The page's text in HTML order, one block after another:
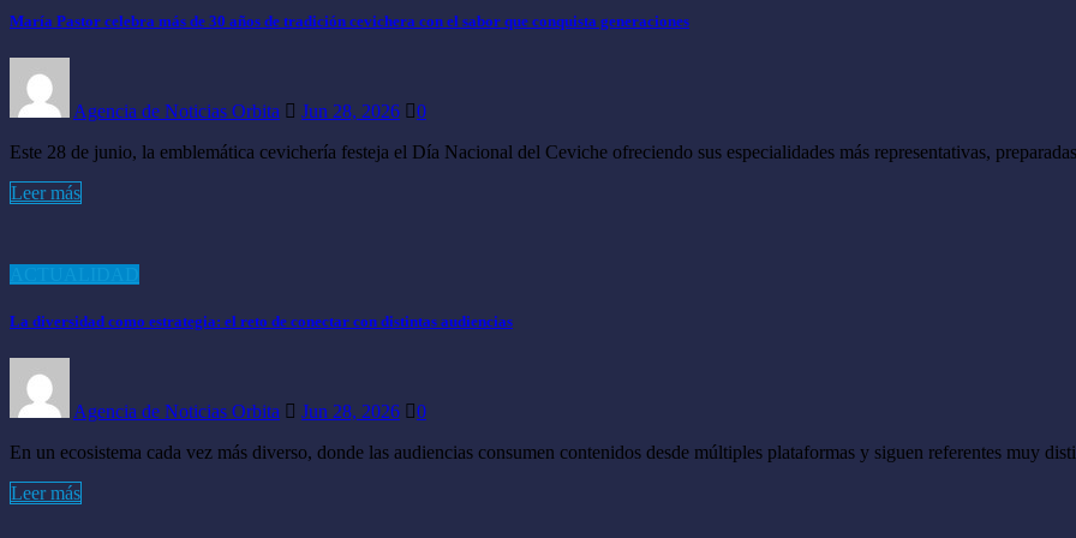
María Pastor celebra más de 30 años de tradición cevichera con el sabor que conquista generaciones
Agencia de Noticias Orbita Jun 28, 2026
0
Este 28 de junio, la emblemática cevichería festeja el Día Nacional del Ceviche ofreciendo sus especialidades más representativas,
Leer más
La diversidad como estrategia: el reto de conectar con distintas audiencias
Agencia de Noticias Orbita Jun 28, 2026
0
En un ecosistema cada vez más diverso, donde las audiencias consumen contenidos desde múltiples plataformas y siguen referentes muy
Leer más